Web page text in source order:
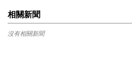
相關新聞
沒有相關新聞